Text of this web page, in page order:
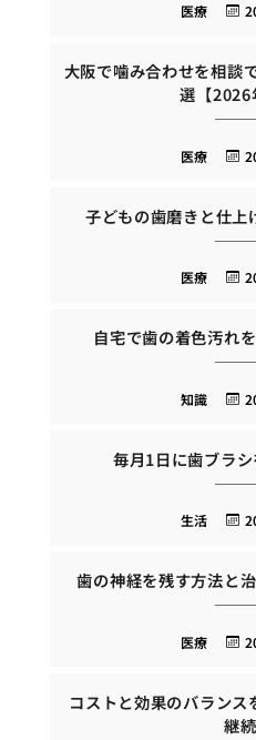
医療
大阪で噛み合わせを相談
選【2026
医療
子どもの歯磨きと仕上
医療
自宅で歯の着色汚れ
知識
毎月1日に歯ブラ
生活
歯の神経を残す方法と
医療
コストと効果のバラン
継